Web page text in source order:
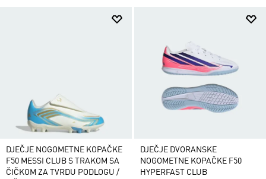
DJEČJE NOGOMETNE KOPAČKE
F50 MESSI CLUB S TRAKOM SA
ČIČKOM ZA TVRDU PODLOGU /
DJEČJE DVORANSKE
NOGOMETNE KOPAČKE F50
HYPERFAST CLUB